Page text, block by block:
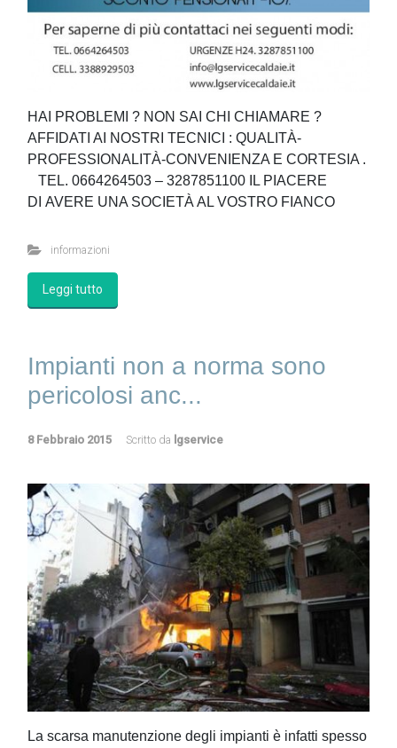
HAI PROBLEMI ? NON SAI CHI CHIAMARE ?
AFFIDATI AI NOSTRI TECNICI : QUALITÀ-
PROFESSIONALITÀ-CONVENIENZA E CORTESIA .
TEL. 0664264503 – 3287851100 IL PIACERE
DI AVERE UNA SOCIETÀ AL VOSTRO FIANCO
informazioni
Leggi tutto
Impianti non a norma sono
pericolosi anc...
8 Febbraio 2015 Scritto da lgservice
La scarsa manutenzione degli impianti è infatti spesso